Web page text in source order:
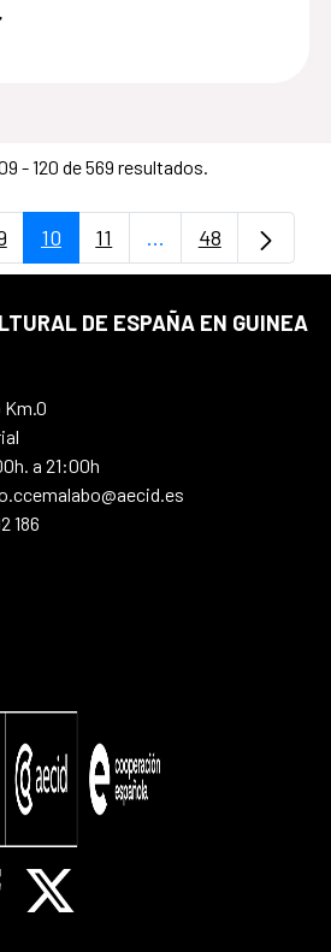
- 120 de 569 resultados.
intermedias Use TAB para
PáginaPágina
10 Página
11 ...PáginasPágina
48
DE ESPAÑA EN GUINEA
Km.0
a 21:00h
186
X